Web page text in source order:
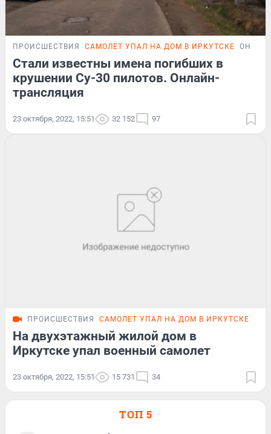
ПРОИСШЕСТВИЯ САМОЛЕТ УПАЛ НА ДОМ В ИРКУТСКЕ
Стали известны имена погибших в
крушении Су-30 пилотов. Онлайн-
трансляция
23 октября, 2022, 15:51 32 152 97
ПРОИСШЕСТВИЯ САМОЛЕТ УПАЛ НА ДОМ В ИРКУТСКЕ
На двухэтажный жилой дом в
Иркутске упал военный самолет
23 октября, 2022, 15:51 15 731 34
ТОП 5